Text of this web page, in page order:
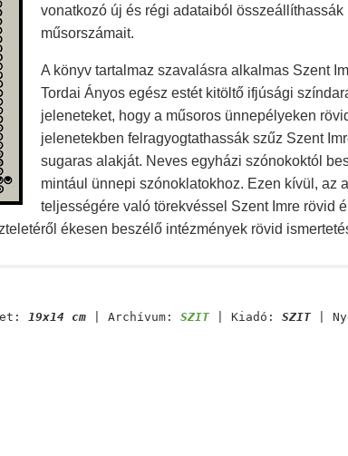
vonatkozó új és régi adataiból
műsorszámait.
A könyv tartalmaz szavalásra alkalmas Szent
Tordai Ányos egész estét kitöltő ifjúsági
jeleneteket, hogy a műsoros ünnepélyeken
jelenetekben felragyogtathassák szűz Szent
sugaras alakját. Neves egyházi szónokoktól
mintául ünnepi szónoklatokhoz. Ezen kívül, az
teljességére való törekvéssel Szent Imre rövid
ékesen beszélő intézmények rövid
19x14 cm | Archívum: SZIT | Kiadó: SZIT |